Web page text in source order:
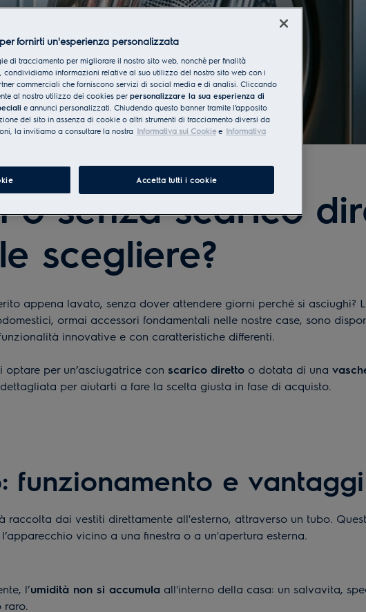
o senza scarico
scegliere?
appena lavato, senza dover attendere giorni perché si asciughi?
ormai accessori fondamentali nelle nostre case, sono
innovative e con caratteristiche differenti.
per un’asciugatrice con scarico diretto o dotata di una
per aiutarti a fare la scelta giusta in fase di acquisto.
funzionamento e vantaggi
raccolta dai vestiti direttamente all'esterno, attraverso un tubo.
vicino a una finestra o a un'apertura esterna.
l’umidità non si accumula all'interno della casa: un salvavita,
raro.
fornirti un'esperienza personalizzata
di tracciamento per migliorare il nostro sito web, nonchè per finalità
condividiamo informazioni relative al suo utilizzo del nostro sito web con i
commerciali che forniscono servizi di social media e di analisi. Cliccando
al nostro utilizzo dei cookies perpersonalizzare la sua esperienza di
e annunci personalizzati. Chiudendo questo banner tramite l’apposito
del sito in assenza di cookie o altri strumenti di tracciamento diversi da
la invitiamo a consultare la nostra Informativa sui Cookiee Informativa
Accetta tutti i cookie